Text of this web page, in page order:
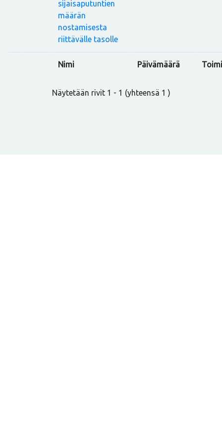
Nimi Päivämäärä
sijaisaputuntien
määrän
nostamisesta
riittävälle tasolle
Näytetään rivit 1 - 1 (yhteensä 1 )